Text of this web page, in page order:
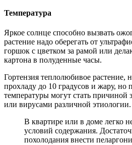
Температура
Яркое солнце способно вызвать
растение надо оберегать от
горшок с цветком за рамой или
картона в полуденные часы.
Гортензия теплолюбивое растение,
прохладу до 10 градусов и жару, но
температуры могут стать причиной
или вирусами различной этиологии.
В квартире или в доме легко
условий содержания.
похолодания внести